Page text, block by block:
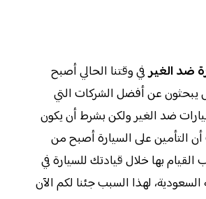
ضد الغيرفي وقتنا الحالي أصبح
عن أفضل الشركات التي
ضد الغير ولكن بشرط أن يكون
التأمين على السيارة أصبح من
القيام بها خلال قيادتك للسيارة في
لهذا السبب جئنا لكم الآن